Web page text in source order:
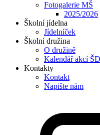
Fotogalerie MŠ
2025/2026
Školní jídelna
Jídelníček
Školní družina
O družině
Kalendář akcí ŠD
Kontakty
Kontakt
Napište nám